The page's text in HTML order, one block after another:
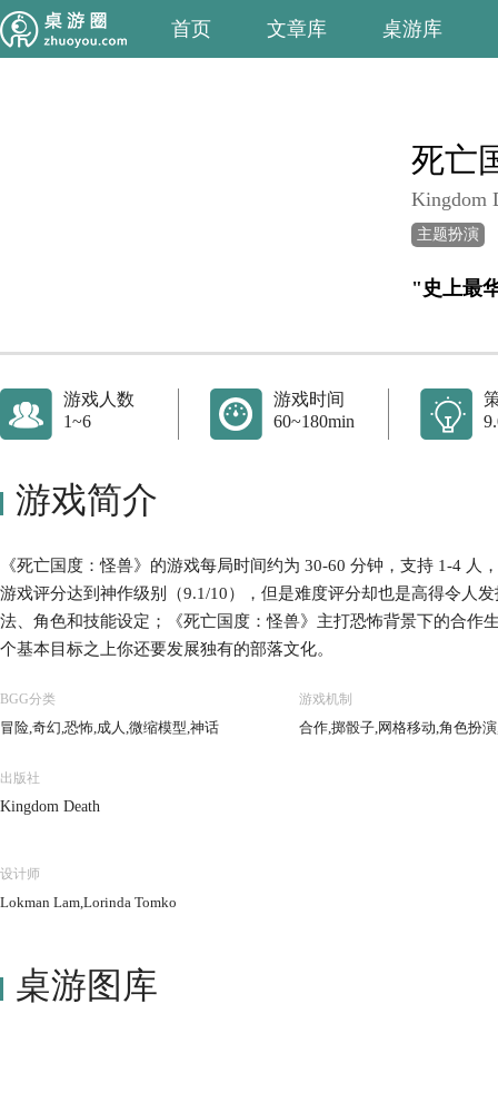
首页 文章库 桌游库
死亡
Kingdom
主题扮演
"史上最
游戏人数
1~6
游戏时间
60~180min
游戏简介
《死亡国度：怪兽》的游戏每局时间约为 30-60 分钟，支持 1-4 人
游戏评分达到神作级别（9.1/10），但是难度评分却也是高得令人
法、角色和技能设定；《死亡国度：怪兽》主打恐怖背景下的合作
个基本目标之上你还要发展独有的部落文化。
BGG分类
冒险,奇幻,恐怖,成人,微缩模型,神话
游戏机制
合作,掷骰子,网格移动,角色扮
出版社
Kingdom Death
设计师
Lokman Lam,Lorinda Tomko
桌游图库